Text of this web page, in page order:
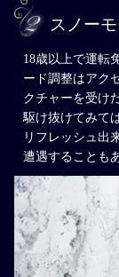
スノー
18歳以上で運転
ード調整はアク
クチャーを受け
駆け抜けてみて
リフレッシュ出
遭遇することも